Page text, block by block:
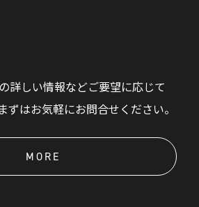
詳しい情報などご要望に応じて
ずはお気軽にお問合せください。
MORE